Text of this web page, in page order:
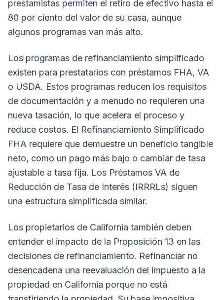
prestamistas permiten el retiro de efectivo hasta el
80 por ciento del valor de su casa, aunque
algunos programas van más alto.
Los programas de refinanciamiento simplificado
existen para prestatarios con préstamos FHA, VA
o USDA. Estos programas reducen los requisitos
de documentación y a menudo no requieren una
nueva tasación, lo que acelera el proceso y
reduce costos. El Refinanciamiento Simplificado
FHA requiere que demuestre un beneficio tangible
neto, como un pago más bajo o cambiar de tasa
ajustable a tasa fija. Los Préstamos VA de
Reducción de Tasa de Interés (IRRRLs) siguen
una estructura simplificada similar.
Los propietarios de California también deben
entender el impacto de la Proposición 13 en las
decisiones de refinanciamiento. Refinanciar no
desencadena una reevaluación del impuesto a la
propiedad en California porque no está